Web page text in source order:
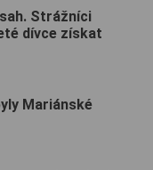
Strážníci
dívce získat
Mariánské